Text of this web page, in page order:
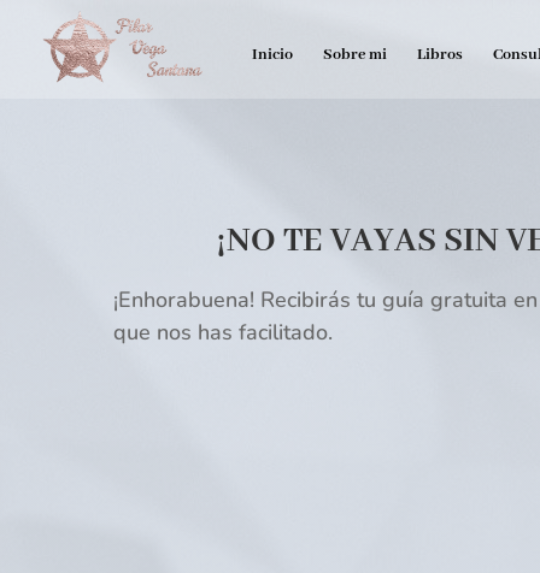
Inicio Sobre mi Libros
¡NO TE VAYAS SIN
¡Enhorabuena! Recibirás tu guía gratuita
que nos has facilitado.